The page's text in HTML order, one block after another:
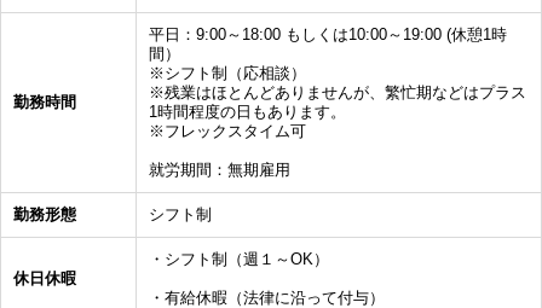
勤務時間
平日：9:00～18:00 もしくは10:00～19:00 (休憩1時
間）
※シフト制（応相談）
※残業はほとんどありませんが、繁忙期などはプラス
1時間程度の日もあります。
※フレックスタイム可
就労期間：無期雇用
勤務形態 シフト制
休日休暇
・シフト制（週１～OK）
・有給休暇（法律に沿って付与）